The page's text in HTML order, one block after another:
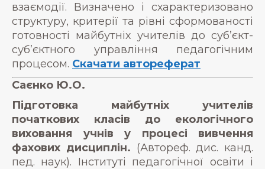
взаємодії. Визначено і схарактеризовано
структуру, критерії та рівні сформованості
готовності майбутніх учителів до суб’єкт-
суб’єктного управління педагогічним
процесом. Скачати автореферат
Саєнко Ю.О.
Підготовка майбутніх учителів
початкових класів до екологічного
виховання учнів у процесі вивчення
фахових дисциплін. (Автореф. дис. канд.
пед. наук). Інституті педагогічної освіти і